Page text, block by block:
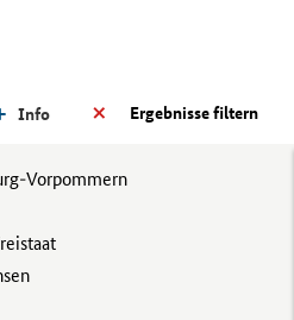
Ergebnisse filtern
Info
Vorpommern